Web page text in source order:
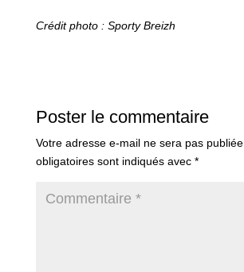
Crédit photo : Sporty Breizh
Poster le commentaire
Votre adresse e-mail ne sera pas publiée.
obligatoires sont indiqués avec *